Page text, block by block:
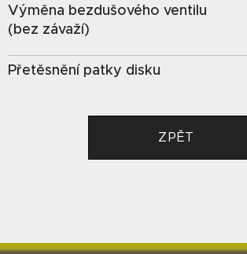
Výměna bezdušového ventilu
(bez závaží)
Přetěsnění patky disku
ZPĚT